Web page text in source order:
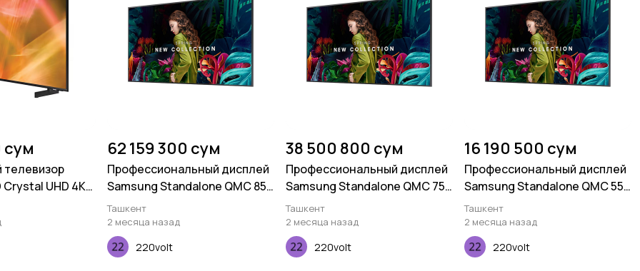
сум
телевизор
Crystal UHD 4K
дюймов
62 159 300 сум
Профессиональный дисплей
Samsung Standalone QMC 85
дюймов
Ташкент
2 месяца назад
220volt
38 500 800 сум
Профессиональный дисплей
Samsung Standalone QMC 75
дюймов
Ташкент
2 месяца назад
220volt
16 190 500 сум
Профессиональный дисплей
Samsung Standalone QMC 55
дюймов
Ташкент
2 месяца назад
220volt